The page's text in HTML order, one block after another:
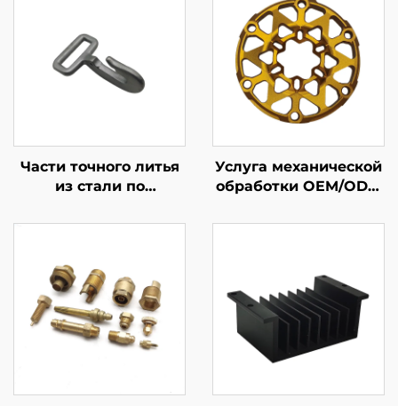
Части точного литья
из стали по
заказу
Услуга механической
обработки OEM/ODM
алюминиевых
анодированным
покрытием